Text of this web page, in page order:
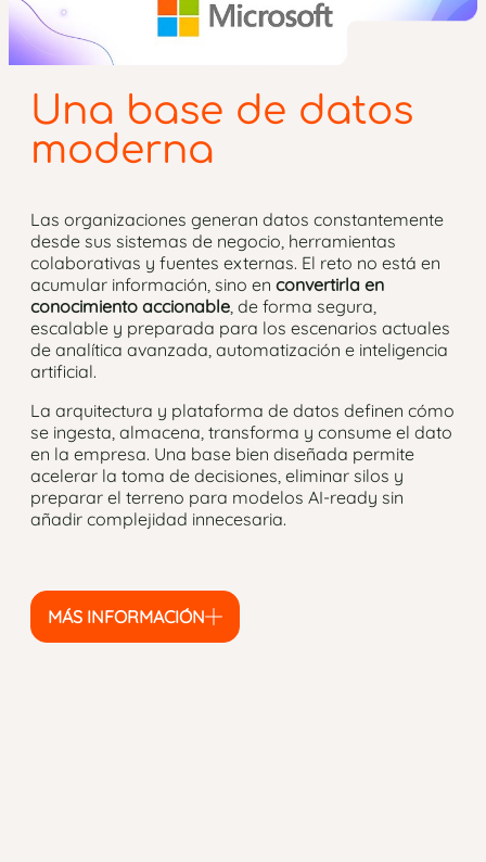
Una base de datos
moderna
Las organizaciones generan datos constantemente
desde sus sistemas de negocio, herramientas
colaborativas y fuentes externas. El reto no está en
acumular información, sino en convertirla en
conocimiento accionable , de forma segura,
escalable y preparada para los escenarios actuales
de analítica avanzada, automatización e inteligencia
artificial.
La arquitectura y plataforma de datos definen cómo
se ingesta, almacena, transforma y consume el dato
en la empresa. Una base bien diseñada permite
acelerar la toma de decisiones, eliminar silos y
preparar el terreno para modelos AI-ready sin
añadir complejidad innecesaria.
MÁS INFORMACIÓN